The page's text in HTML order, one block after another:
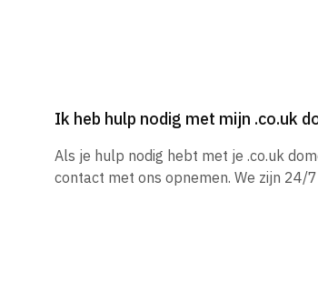
Ik heb hulp nodig met mijn .co.uk
Als je hulp nodig hebt met je .co.uk
contact met ons opnemen. We zijn 24/